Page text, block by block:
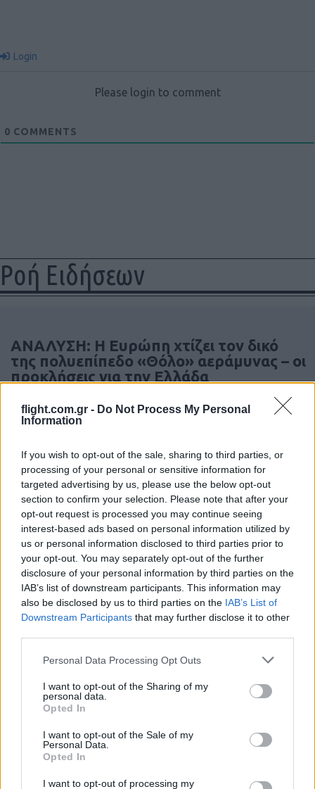
flight.com.gr - Do Not Process My Personal
Information
If you wish to opt-out of the sale, sharing to third parties, or
processing of your personal or sensitive information for
targeted advertising by us, please use the below opt-out
section to confirm your selection. Please note that after your
opt-out request is processed you may continue seeing
interest-based ads based on personal information utilized by
us or personal information disclosed to third parties prior to
your opt-out. You may separately opt-out of the further
disclosure of your personal information by third parties on the
IAB’s list of downstream participants. This information may
also be disclosed by us to third parties on the IAB’s List of
Downstream Participants that may further disclose it to other
Please note that this website/app uses one or more Google
not limited to your visit or usage behaviour. You may click to
grant or deny consent to Google and its third-party tags to
use your data for below specified purposes in below Google
consent section.
Personal Data Processing Opt Outs
I want to opt-out of the Sharing of my
personal data.
Opted In
I want to opt-out of the Sale of my
Personal Data.
Opted In
I want to opt-out of processing my
Ροή Ειδήσεων
ΑΝΑΛΥΣΗ: Η Ευρώπη χτίζει τον δικό
της πολυεπίπεδο «Θόλο» αεράμυνας – οι
προκλήσεις για την Ελλάδα
21:05
Μη επανδρωμένα επιφανείας Magura
εξαπέλυσαν drones κατά ρωσικών
ραντάρ στην Κριμαία – βίντεο
20:20
ΣΑΝ ΣΗΜΕΡΑ – 26 Ιουλίου/7 Αυγούστου
1822: Μάχη των Δερβενακίων, ο
Κολοκοτρώνης συντρίβει τον Δράμαλη
H Saab πάει για διπλασιασμό της
παραγωγής των Gripen
Login
Please login to comment
0 COMMENTS